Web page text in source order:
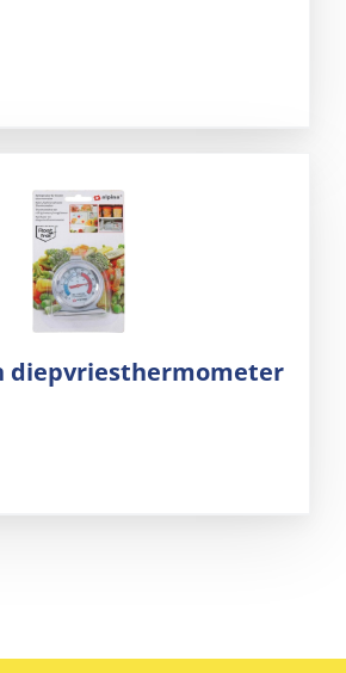
diepvriesthermometer